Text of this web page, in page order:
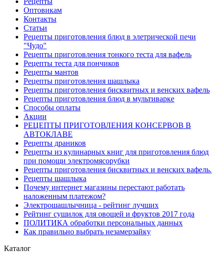
Оптовикам
Контакты
Статьи
Рецепты приготовления блюд в элетрической печи
"Чудо"
Рецепты приготовления тонкого теста для вафель
Рецепты теста для пончиков
Рецепты мантов
Рецепты приготовления шашлыка
Рецепты приготовления бисквитных и венских вафель
Рецепты приготовления блюд в мультиварке
Способы оплаты
Акции
РЕЦЕПТЫ ПРИГОТОВЛЕНИЯ КОНСЕРВОВ В
АВТОКЛАВЕ
Рецепты драников
Рецепты из кулинарных книг для приготовления блюд
при помощи электромясорубки
Рецепты приготовления бисквитных и венских вафель.
Рецепты шашлыка
Почему интернет магазины перестают работать
наложенным платежом?
Электрошашлычница - рейтинг лучших
Рейтинг сушилок для овощей и фруктов 2017 года
ПОЛИТИКА обработки персональных данных
Как правильно выбрать незамерзайку
Каталог